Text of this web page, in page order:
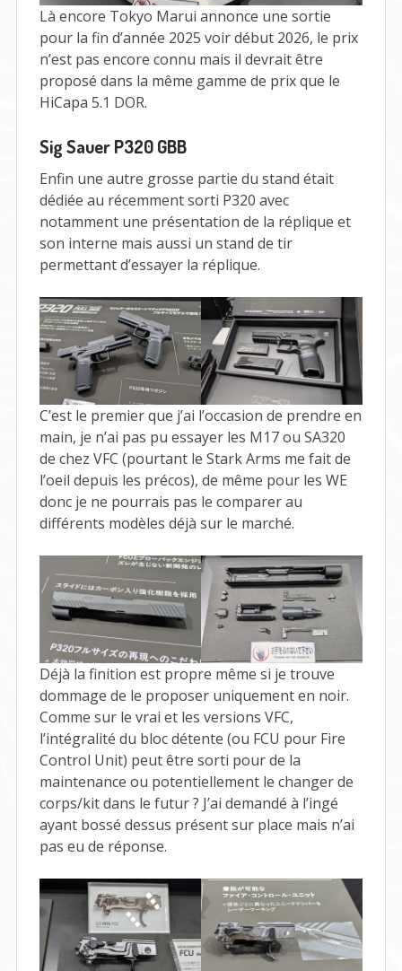
Là encore Tokyo Marui annonce une sortie
pour la fin d’année 2025 voir début 2026, le prix
n’est pas encore connu mais il devrait être
proposé dans la même gamme de prix que le
HiCapa 5.1 DOR.
Sig Sauer P320 GBB
Enfin une autre grosse partie du stand était
dédiée au récemment sorti P320 avec
notamment une présentation de la réplique et
son interne mais aussi un stand de tir
permettant d’essayer la réplique.
C’est le premier que j’ai l’occasion de prendre en
main, je n’ai pas pu essayer les M17 ou SA320
de chez VFC (pourtant le Stark Arms me fait de
l’oeil depuis les précos), de même pour les WE
donc je ne pourrais pas le comparer au
différents modèles déjà sur le marché.
Déjà la finition est propre même si je trouve
dommage de le proposer uniquement en noir.
Comme sur le vrai et les versions VFC,
l’intégralité du bloc détente (ou FCU pour Fire
Control Unit) peut être sorti pour de la
maintenance ou potentiellement le changer de
corps/kit dans le futur ? J’ai demandé à l’ingé
ayant bossé dessus présent sur place mais n’ai
pas eu de réponse.